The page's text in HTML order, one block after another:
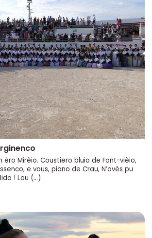
èro Mirèio. Coustiero bluio de Font-vièio,
e vous, piano de Crau, N’avès pu
! Lou (…)